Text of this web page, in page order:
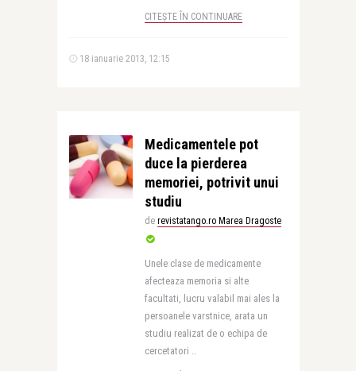
CITEȘTE ÎN CONTINUARE
18 ianuarie 2013, 12:15
Medicamentele pot
duce la pierderea
memoriei, potrivit unui
studiu
de revistatango.ro Marea Dragoste
Unele clase de medicamente
afecteaza memoria si alte
facultati, lucru valabil mai ales la
persoanele varstnice, arata un
studiu realizat de o echipa de
cercetatori ..